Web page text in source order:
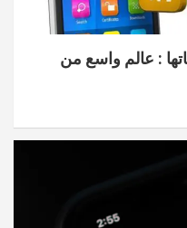
: عالم واسع من